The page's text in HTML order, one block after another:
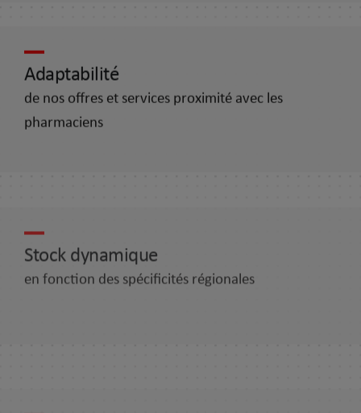
Adaptabilité
de nos offres et services proximité avec les
pharmaciens
Stock dynamique
en fonction des spécificités régionales